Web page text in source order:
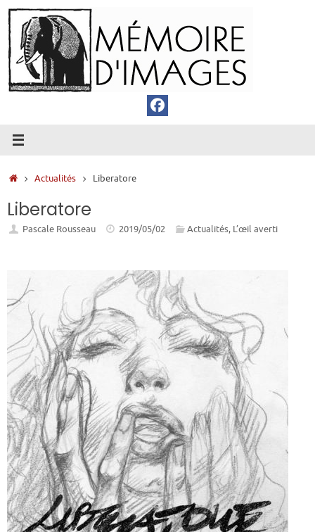
Passer
au
contenu
Accueil
Actualités Liberatore
Liberatore
Pascale Rousseau 2019/05/02 Actualités, L’œil averti